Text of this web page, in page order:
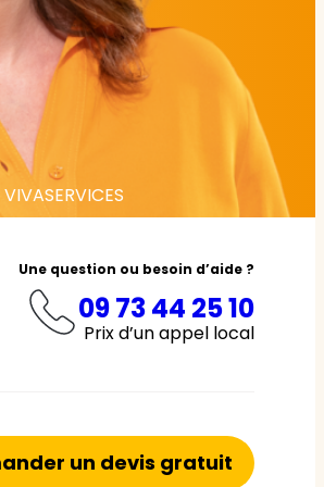
Une question ou besoin d’aide ?
09 73 44 25 10
Prix d’un appel local
un devis gratuit